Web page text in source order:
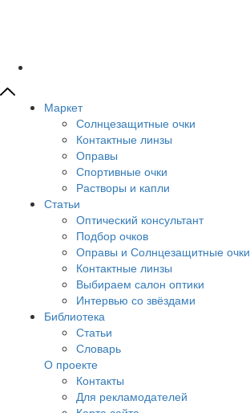
Маркет
Солнцезащитные очки
Контактные линзы
Оправы
Спортивные очки
Растворы и капли
Статьи
Оптический консультант
Подбор очков
Оправы и Солнцезащитные очки
Контактные линзы
Выбираем салон оптики
Интервью со звёздами
Библиотека
Статьи
Словарь
О проекте
Контакты
Для рекламодателей